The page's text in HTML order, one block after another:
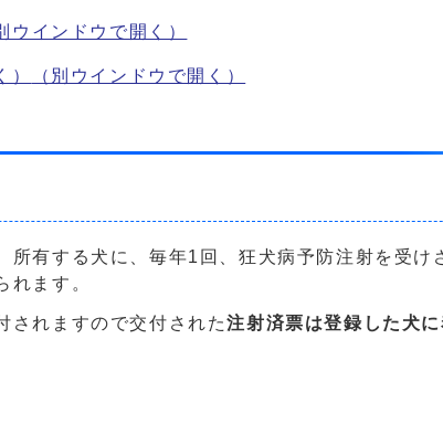
ウインドウで開く）
） （別ウインドウで開く）
所有する犬に、毎年1回、狂犬病予防注射を受
れます。
されますので交付された注射済票は登録した犬